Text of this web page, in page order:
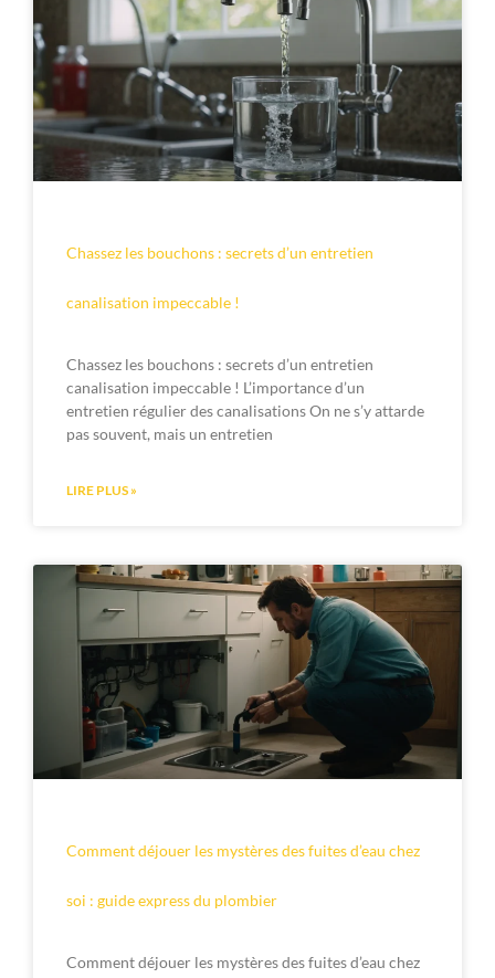
Chassez les bouchons : secrets d’un entretien
canalisation impeccable !
Chassez les bouchons : secrets d’un entretien
canalisation impeccable ! L’importance d’un
entretien régulier des canalisations On ne s’y attarde
pas souvent, mais un entretien
LIRE PLUS »
Comment déjouer les mystères des fuites d’eau chez
soi : guide express du plombier
Comment déjouer les mystères des fuites d’eau chez